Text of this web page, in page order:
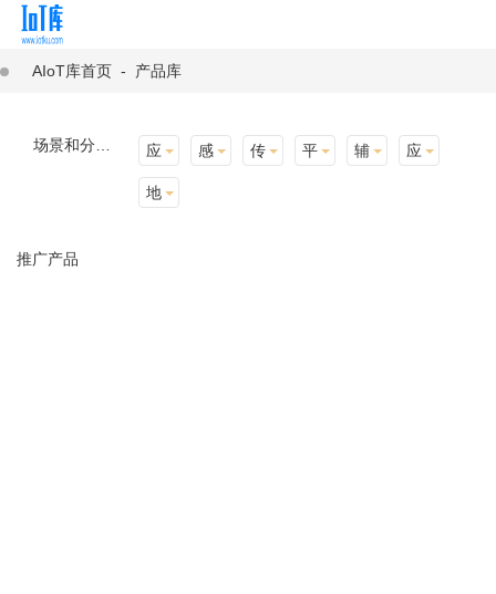
AIoT库首页 - 产品库
应用场景 感知层 传输层 平台层 辅助产品与材料 应用终端
地址选择
推广产品